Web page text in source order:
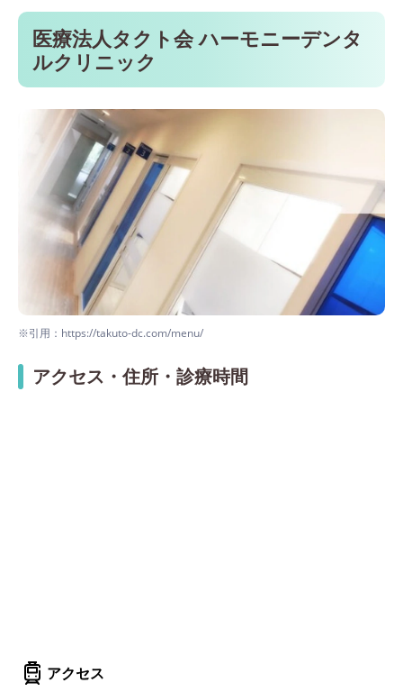
医療法人タクト会 ハーモニーデンタ
ルクリニック
※引用：https://takuto-dc.com/menu/
アクセス・住所・診療時間
アクセス